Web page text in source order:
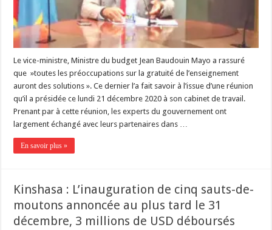
Le vice-ministre, Ministre du budget Jean Baudouin Mayo a rassuré
que »toutes les préoccupations sur la gratuité de l’enseignement
auront des solutions ». Ce dernier l’a fait savoir à l’issue d’une réunion
qu’il a présidée ce lundi 21 décembre 2020 à son cabinet de travail.
Prenant par à cette réunion, les experts du gouvernement ont
largement échangé avec leurs partenaires dans …
En savoir plus »
Kinshasa : L’inauguration de cinq sauts-de-
moutons annoncée au plus tard le 31
décembre, 3 millions de USD déboursés